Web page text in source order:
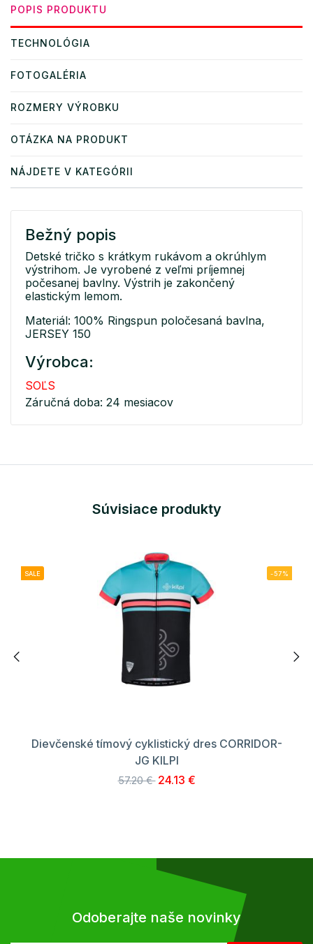
POPIS PRODUKTU
TECHNOLÓGIA
FOTOGALÉRIA
ROZMERY VÝROBKU
OTÁZKA NA PRODUKT
NÁJDETE V KATEGÓRII
Bežný popis
Detské tričko s krátkym rukávom a okrúhlym
výstrihom. Je vyrobené z veľmi príjemnej
počesanej bavlny. Výstrih je zakončený
elastickým lemom.
Materiál: 100% Ringspun poločesaná bavlna,
JERSEY 150
Výrobca:
SOĽS
Záručná doba: 24 mesiacov
Súvisiace produkty
SALE -57%
Dievčenské tímový cyklistický dres CORRIDOR-
JG KILPI
57.20 € 24.13 €
Odoberajte naše novinky